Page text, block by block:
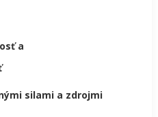
a
silami a zdrojmi